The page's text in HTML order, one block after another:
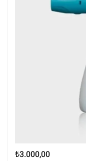
₺3.000,00